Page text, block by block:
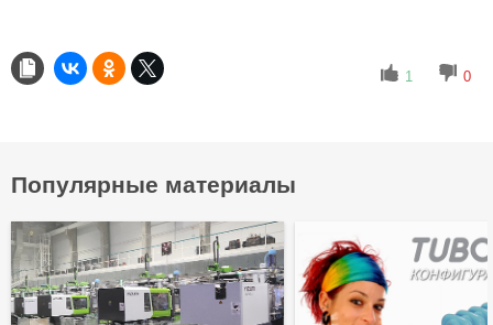
1 0
Популярные материалы